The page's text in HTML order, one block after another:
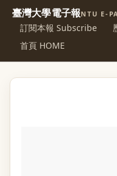
臺灣大學電子報NTU E-
訂閱本報 Subscribe
首頁 HOME